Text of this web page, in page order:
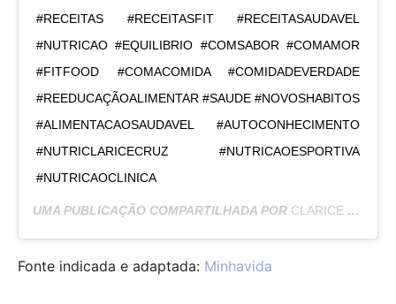
#RECEITAS #RECEITASFIT #RECEITASAUDAVEL
#NUTRICAO #EQUILIBRIO #COMSABOR #COMAMOR
#FITFOOD #COMACOMIDA #COMIDADEVERDADE
#REEDUCAÇÃOALIMENTAR #SAUDE #NOVOSHABITOS
#ALIMENTACAOSAUDAVEL #AUTOCONHECIMENTO
#NUTRICLARICECRUZ #NUTRICAOESPORTIVA
#NUTRICAOCLINICA
UMA PUBLICAÇÃO COMPARTILHADA POR CLARICE CRUZ
Fonte indicada e adaptada: Minhavida